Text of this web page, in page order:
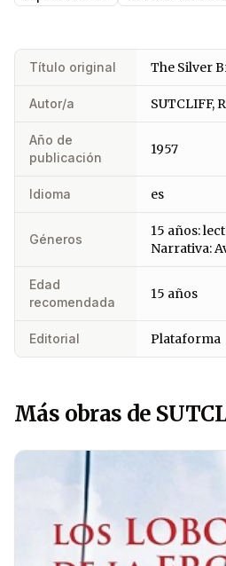
Título original The Silver
Autor/a SUTCLIFF,
Año de
publicación
1957
Idioma es
Géneros
15 años:
Narrativa:
Edad
recomendada
15 años
Editorial Plataforma
Más obras de